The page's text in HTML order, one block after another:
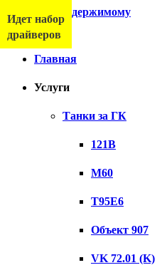
Перейти к содержимому
Меню
Главная
Услуги
Танки за ГК
121B
M60
T95E6
Объект 907
VK 72.01 (K)
Идет набор
драйверов